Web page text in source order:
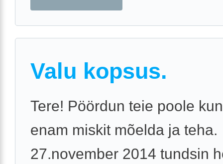
Valu kopsus.
Tere! Pöördun teie poole
enam miskit mõelda ja teha.
27.november 2014 tundsin